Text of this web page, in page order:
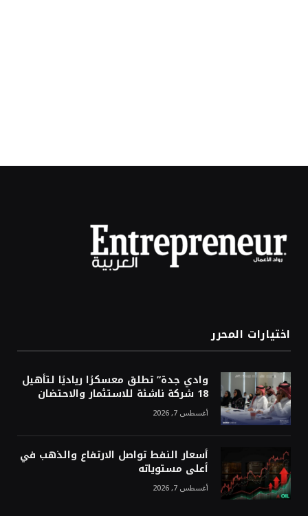
اختيارات المحرر
وادي جدة” تطلق معسكرًا رياديًا لتأهيل
18 شركة ناشئة للاستثمار والاحتضان
أغسطس 7, 2026
أسعار النفط تواصل الارتفاع والذهب في
أعلى مستوياته
أغسطس 7, 2026